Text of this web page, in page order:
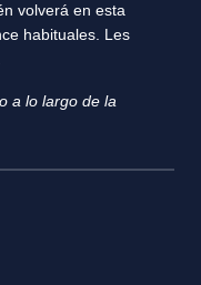
volverá en esta
habituales. Les
a lo largo de la